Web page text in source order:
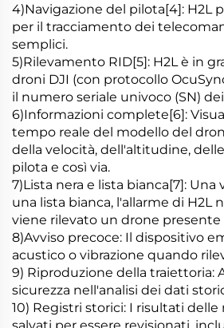
4)Navigazione del pilota[4]: H2L
per il tracciamento dei
semplici.
5)Rilevamento RID[5]: H2L è in
droni DJI (con protocollo
il numero seriale univoco (SN)
6)Informazioni complete[6]:
tempo reale del modello del
della velocità, dell'altitudine,
pilota e così via.
7)Lista nera e lista bianca[7]:
una lista bianca, l'allarme di H2L
viene rilevato un drone presente
8)Avviso precoce: Il dispositivo
acustico o vibrazione quando
9) Riproduzione della traiettoria:
sicurezza nell'analisi dei dati
10) Registri storici: I risultati delle
salvati per essere revisionati,